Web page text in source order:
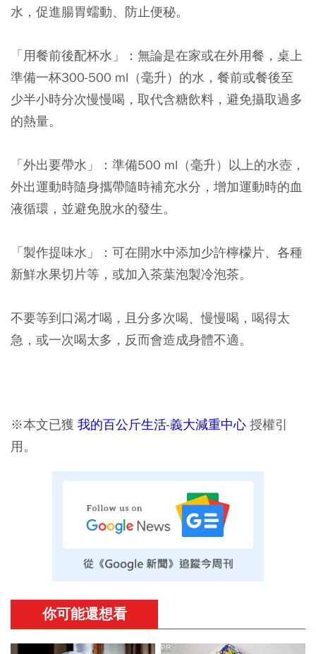
水，促進腸胃蠕動、防止便秘。
「用餐前後配杯水」： 無論是在家或在外用餐，桌上
準備一杯300-500 ml（毫升）的水，餐前或餐後至
少半小時分次慢慢喝，取代含糖飲料，避免攝取過多
的熱量。
「外出要帶水」： 準備500 ml（毫升）以上的水壺，
外出運動時隨身攜帶隨時補充水分，增加運動時的血
液循環，並避免脫水的發生。
「製作提味水」： 可在開水中添加少許檸檬片、各種
新鮮水果切片等，或加入茶葉泡製冷泡茶。
不要等到口渴才喝，且分多次喝、慢慢喝，喝得太
急，或一次喝太多，反而會造成身體不適。
※本文已獲 我的百公斤生活-義大減重中心 授權引
用。